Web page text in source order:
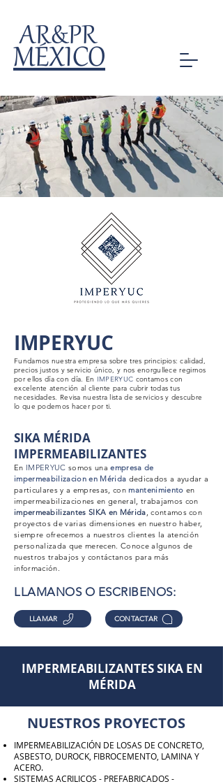
MÉXICO
AR&PR
IMPERYUC
Fundamos nuestra empresa sobre tres principios: calidad,
precios justos y servicio único, y nos enorgullece regirnos
por ellos día con día. En IMPERYUC contamos con
excelente atención al cliente para cubrir todas tus
necesidades. Revisa nuestra lista de servicios y descubre
lo que podemos hacer por ti.
SIKA MÉRIDA
IMPERMEABILIZANTES
En IMPERYUC somos unaempresa de
impermeabilizacion en Mérida dedicados a ayudar a
particulares y a empresas, conmantenimiento en
impermeabilizaciones en general, trabajamos con
impermeabilizantes SIKA en Mérida, contamos con
proyectos de varias dimensiones en nuestro haber,
siempre ofrecemos a nuestros clientes la atención
personalizada que merecen. Conoce algunos de
nuestros trabajos y contáctanos para más
información.
LLAMANOS O ESCRIBENOS:
LLAMAR CONTACTAR
IMPERMEABILIZANTES SIKA EN
MÉRIDA
NUESTROS PROYECTOS
IMPERMEABILIZACIÓN DE LOSAS DE CONCRETO,
ASBESTO, DUROCK, FIBROCEMENTO, LAMINA Y
ACERO.
SISTEMAS ACRILICOS - PREFABRICADOS -